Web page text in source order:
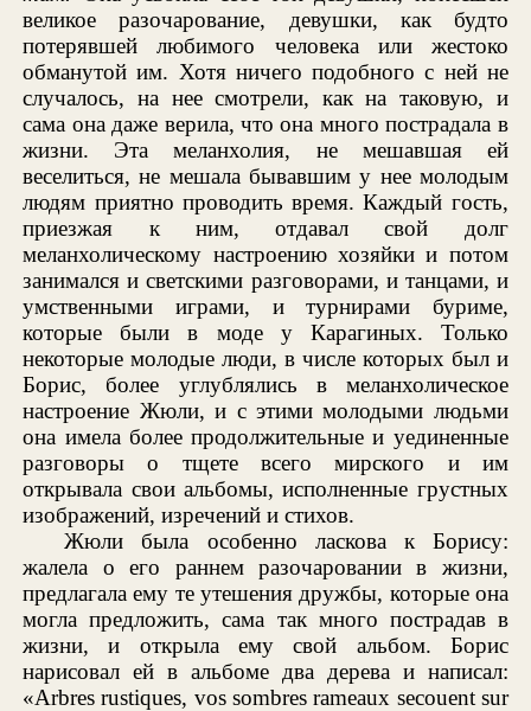
великое разочарование, девушки, как будто
потерявшей любимого человека или жестоко
обманутой им. Хотя ничего подобного с ней не
случалось, на нее смотрели, как на таковую, и
сама она даже верила, что она много пострадала в
жизни. Эта меланхолия, не мешавшая ей
веселиться, не мешала бывавшим у нее молодым
людям приятно проводить время. Каждый гость,
приезжая к ним, отдавал свой долг
меланхолическому настроению хозяйки и потом
занимался и светскими разговорами, и танцами, и
умственными играми, и турнирами буриме,
которые были в моде у Карагиных. Только
некоторые молодые люди, в числе которых был и
Борис, более углублялись в меланхолическое
настроение Жюли, и с этими молодыми людьми
она имела более продолжительные и уединенные
разговоры о тщете всего мирского и им
открывала свои альбомы, исполненные грустных
изображений, изречений и стихов.
Жюли была особенно ласкова к Борису:
жалела о его раннем разочаровании в жизни,
предлагала ему те утешения дружбы, которые она
могла предложить, сама так много пострадав в
жизни, и открыла ему свой альбом. Борис
нарисовал ей в альбоме два дерева и написал:
«Arbres rustiques, vos sombres rameaux secouent sur